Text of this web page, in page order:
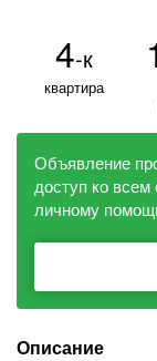
4-к
квартира
Объявление
доступ ко
личному
Описание